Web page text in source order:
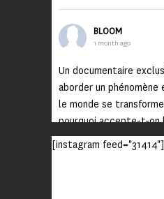
BLOOM
1 month ago
Un documentaire
aborder un
le monde se
pourquoi accepte-t-on
monde ?
[instagram feed="31414"]